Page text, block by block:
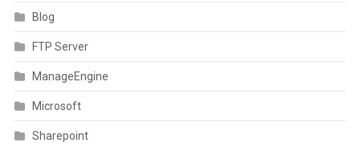
Blog
FTP Server
ManageEngine
Microsoft
Sharepoint